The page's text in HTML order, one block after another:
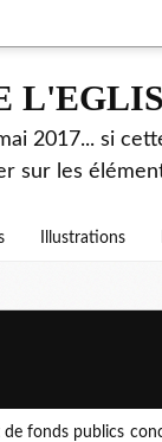
2017... si
sur les
Illustrations
fonds publics